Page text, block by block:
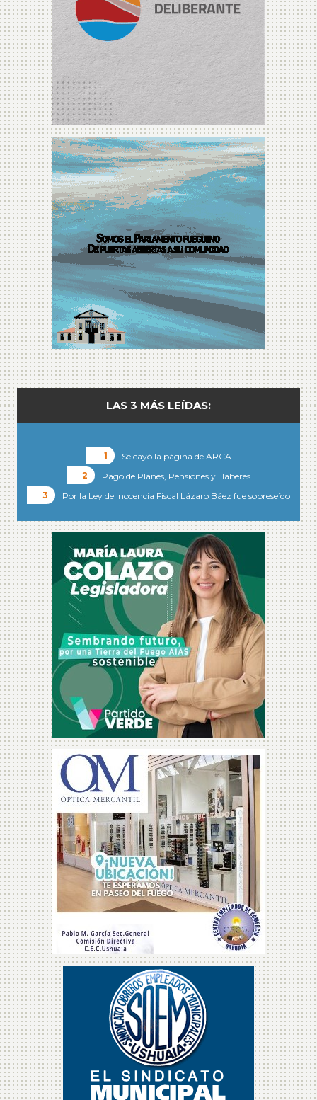
LAS 3 MÁS LEÍDAS:
Se cayó la página de ARCA
Pago de Planes, Pensiones y Haberes
Por la Ley de Inocencia Fiscal Lázaro Báez fue sobreseído